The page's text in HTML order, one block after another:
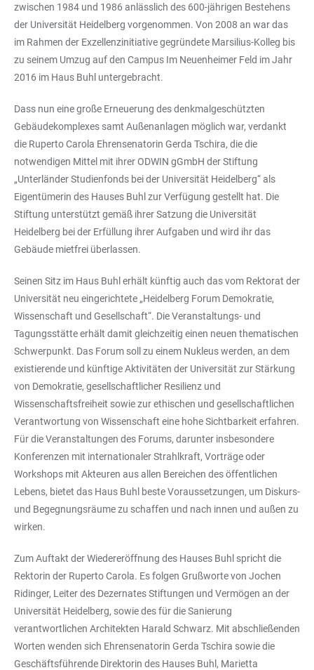
zwischen 1984 und 1986 anlässlich des 600-jährigen Bestehens
der Universität Heidelberg vorgenommen. Von 2008 an war das
im Rahmen der Exzellenzinitiative gegründete Marsilius-Kolleg bis
zu seinem Umzug auf den Campus Im Neuenheimer Feld im Jahr
2016 im Haus Buhl untergebracht.
Dass nun eine große Erneuerung des denkmalgeschützten
Gebäudekomplexes samt Außenanlagen möglich war, verdankt
die Ruperto Carola Ehrensenatorin Gerda Tschira, die die
notwendigen Mittel mit ihrer ODWIN gGmbH der Stiftung
„Unterländer Studienfonds bei der Universität Heidelberg“ als
Eigentümerin des Hauses Buhl zur Verfügung gestellt hat. Die
Stiftung unterstützt gemäß ihrer Satzung die Universität
Heidelberg bei der Erfüllung ihrer Aufgaben und wird ihr das
Gebäude mietfrei überlassen.
Seinen Sitz im Haus Buhl erhält künftig auch das vom Rektorat der
Universität neu eingerichtete „Heidelberg Forum Demokratie,
Wissenschaft und Gesellschaft“. Die Veranstaltungs- und
Tagungsstätte erhält damit gleichzeitig einen neuen thematischen
Schwerpunkt. Das Forum soll zu einem Nukleus werden, an dem
existierende und künftige Aktivitäten der Universität zur Stärkung
von Demokratie, gesellschaftlicher Resilienz und
Wissenschaftsfreiheit sowie zur ethischen und gesellschaftlichen
Verantwortung von Wissenschaft eine hohe Sichtbarkeit erfahren.
Für die Veranstaltungen des Forums, darunter insbesondere
Konferenzen mit internationaler Strahlkraft, Vorträge oder
Workshops mit Akteuren aus allen Bereichen des öffentlichen
Lebens, bietet das Haus Buhl beste Voraussetzungen, um Diskurs-
und Begegnungsräume zu schaffen und nach innen und außen zu
wirken.
Zum Auftakt der Wiedereröffnung des Hauses Buhl spricht die
Rektorin der Ruperto Carola. Es folgen Grußworte von Jochen
Ridinger, Leiter des Dezernates Stiftungen und Vermögen an der
Universität Heidelberg, sowie des für die Sanierung
verantwortlichen Architekten Harald Schwarz. Mit abschließenden
Worten wenden sich Ehrensenatorin Gerda Tschira sowie die
Geschäftsführende Direktorin des Hauses Buhl, Marietta